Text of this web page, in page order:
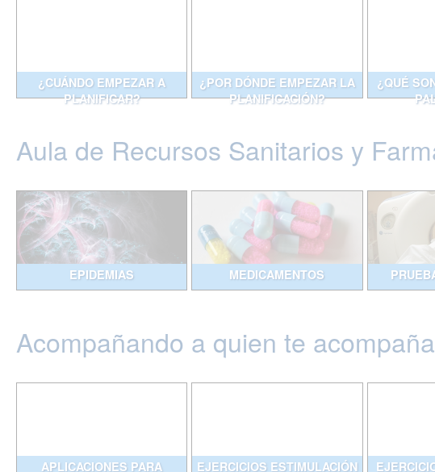
¿CUÁNDO EMPEZAR A
PLANIFICAR?
¿POR DÓNDE EMPEZAR LA
PLANIFICACIÓN?
¿QUÉ
Aula de Recursos Sanitarios y
EPIDEMIAS MEDICAMENTOS
Acompañando a quien te acompaña
APLICACIONES PARA EJERCICIOS ESTIMULACIÓN